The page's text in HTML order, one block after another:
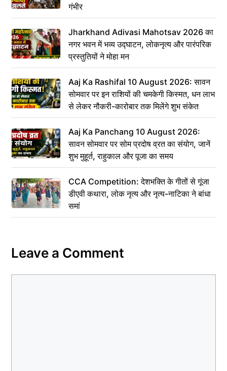
गंभीर
Jharkhand Adivasi Mahotsav 2026 का
नगर भवन में भव्य उद्घाटन, लोकनृत्य और पारंपरिक
प्रस्तुतियों ने मोहा मन
Aaj Ka Rashifal 10 August 2026: सावन
सोमवार पर इन राशियों की चमकेगी किस्मत, धन लाभ
से लेकर नौकरी-कारोबार तक मिलेंगे शुभ संकेत
Aaj Ka Panchang 10 August 2026:
सावन सोमवार पर सोम प्रदोष व्रत का संयोग, जानें
शुभ मुहूर्त, राहुकाल और पूजा का समय
CCA Competition: देशभक्ति के गीतों से गूंजा
डीएवी कथारा, लोक नृत्य और नृत्य-नाटिका ने बांधा
समां
Leave a Comment